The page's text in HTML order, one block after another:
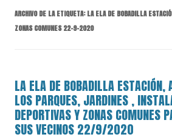
ARCHIVO DE LA ETIQUETA:LA ELA DE BOBADILLA
ZONAS COMUNES 22-9-2020
LA ELA DE BOBADILLA ESTACIÓN,
LOS PARQUES, JARDINES ,
DEPORTIVAS Y ZONAS COMUNES
SUS VECINOS 22/9/2020